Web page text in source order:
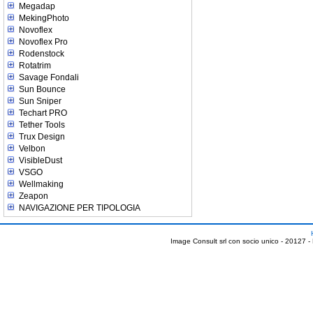
Megadap
MekingPhoto
Novoflex
Novoflex Pro
Rodenstock
Rotatrim
Savage Fondali
Sun Bounce
Sun Sniper
Techart PRO
Tether Tools
Trux Design
Velbon
VisibleDust
VSGO
Wellmaking
Zeapon
NAVIGAZIONE PER TIPOLOGIA
Image Consult srl con socio unico - 20127